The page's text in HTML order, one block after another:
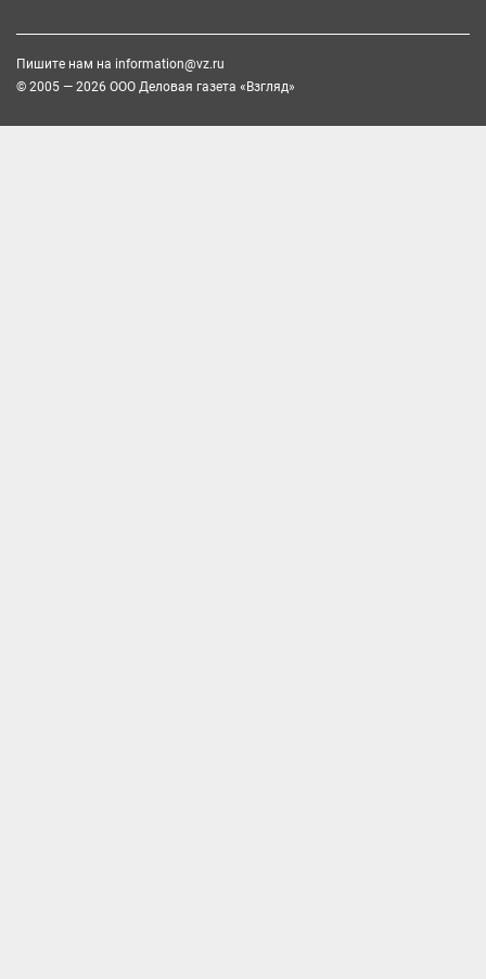
Пишите нам на information@vz.ru
© 2005 — 2026 ООО Деловая газета «Взгляд»